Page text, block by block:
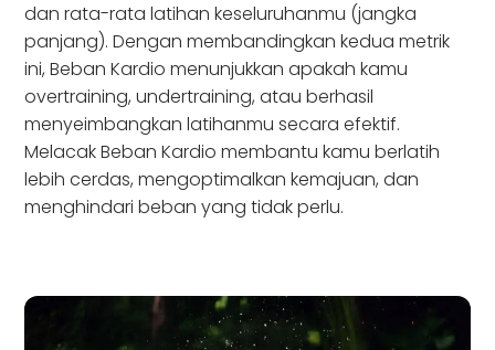
dan rata-rata latihan keseluruhanmu (jangka
panjang). Dengan membandingkan kedua metrik
ini, Beban Kardio menunjukkan apakah kamu
overtraining, undertraining, atau berhasil
menyeimbangkan latihanmu secara efektif.
Melacak Beban Kardio membantu kamu berlatih
lebih cerdas, mengoptimalkan kemajuan, dan
menghindari beban yang tidak perlu.